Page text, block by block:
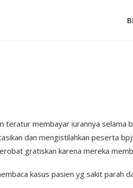
teratur membayar iurannya
dan mengistilahkan peserta
gratiskan karena mereka
kasus pasien yg sakit parah